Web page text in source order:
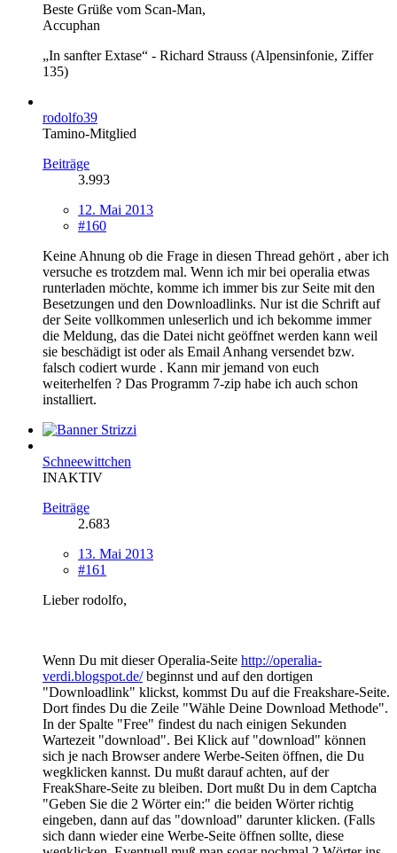
Beste Grüße vom Scan-Man,
Accuphan
„In sanfter Extase“ - Richard Strauss (Alpensinfonie, Ziffer
135)
rodolfo39
Tamino-Mitglied
Beiträge
3.993
12. Mai 2013
#160
Keine Ahnung ob die Frage in diesen Thread gehört , aber ich
versuche es trotzdem mal. Wenn ich mir bei operalia etwas
runterladen möchte, komme ich immer bis zur Seite mit den
Besetzungen und den Downloadlinks. Nur ist die Schrift auf
der Seite vollkommen unleserlich und ich bekomme immer
die Meldung, das die Datei nicht geöffnet werden kann weil
sie beschädigt ist oder als Email Anhang versendet bzw.
falsch codiert wurde . Kann mir jemand von euch
weiterhelfen ? Das Programm 7-zip habe ich auch schon
installiert.
Schneewittchen
INAKTIV
Beiträge
2.683
13. Mai 2013
#161
Lieber rodolfo,
Wenn Du mit dieser Operalia-Seite http://operalia-
verdi.blogspot.de/beginnst und auf den dortigen
"Downloadlink" klickst, kommst Du auf die Freakshare-Seite.
Dort findes Du die Zeile "Wähle Deine Download Methode".
In der Spalte "Free" findest du nach einigen Sekunden
Wartezeit "download". Bei Klick auf "download" können
sich je nach Browser andere Werbe-Seiten öffnen, die Du
wegklicken kannst. Du mußt darauf achten, auf der
FreakShare-Seite zu bleiben. Dort mußt Du in dem Captcha
"Geben Sie die 2 Wörter ein:" die beiden Wörter richtig
eingeben, dann auf das "download" darunter klicken. (Falls
sich dann wieder eine Werbe-Seite öffnen sollte, diese